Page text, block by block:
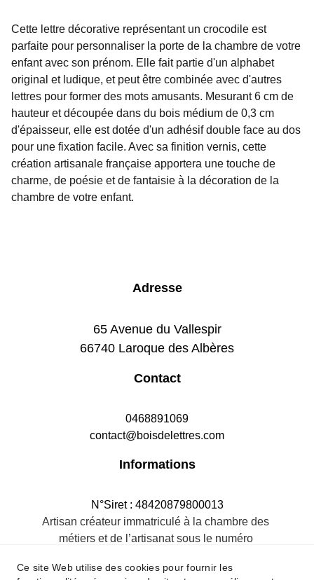
Cette lettre décorative représentant un crocodile est
parfaite pour personnaliser la porte de la chambre de votre
enfant avec son prénom. Elle fait partie d'un alphabet
original et ludique, et peut être combinée avec d'autres
lettres pour former des mots amusants. Mesurant 6 cm de
hauteur et découpée dans du bois médium de 0,3 cm
d'épaisseur, elle est dotée d'un adhésif double face au dos
pour une fixation facile. Avec sa finition vernis, cette
création artisanale française apportera une touche de
charme, de poésie et de fantaisie à la décoration de la
chambre de votre enfant.
Adresse
65 Avenue du Vallespir
66740 Laroque des Albères
Contact
0468891069
contact@boisdelettres.com
Informations
N°Siret : 48420879800013
Artisan créateur immatriculé à la chambre des
métiers et de l’artisanat sous le numéro
Ce site Web utilise des cookies pour fournir les